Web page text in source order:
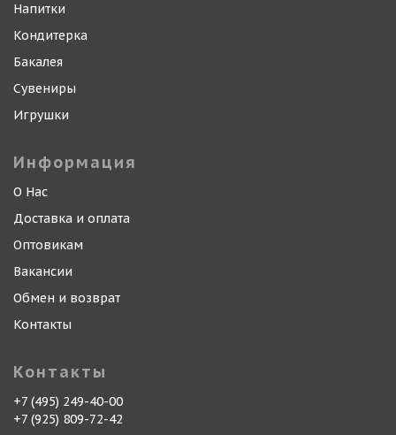
Напитки
Кондитерка
Бакалея
Сувениры
Игрушки
Информация
О Нас
Доставка и оплата
Оптовикам
Вакансии
Обмен и возврат
Контакты
Контакты
+7 (495) 249-40-00
+7 (925) 809-72-42